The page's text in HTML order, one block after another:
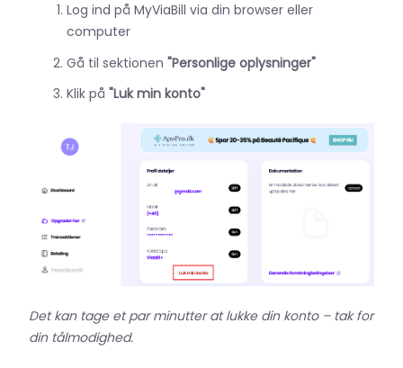
Log ind på MyViaBill via din browser eller
computer
Gå til sektionen "Personlige oplysninger"
Klik på "Luk min konto"
Det kan tage et par minutter at lukke din konto – tak for
din tålmodighed.